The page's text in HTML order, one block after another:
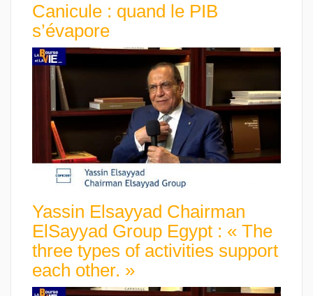
Canicule : quand le PIB
s’évapore
Yassin Elsayyad Chairman
ElSayyad Group Egypt : « The
three types of activities support
each other. »